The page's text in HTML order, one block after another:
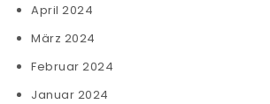
April 2024
März 2024
Februar 2024
Januar 2024